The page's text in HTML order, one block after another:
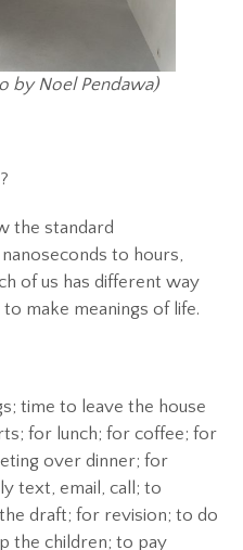
by Noel Pendawa)
the standard
to hours,
of us has different way
make meanings of life.
time to leave the house
for lunch; for coffee; for
over dinner; for
text, email, call; to
draft; for revision; to do
the children; to pay